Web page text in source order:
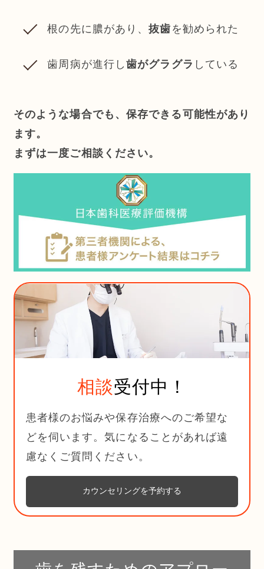
根の先に膿があり、抜歯を勧められた
歯周病が進行し歯がグラグラ している
そのような場合でも、保存できる可能性があり
ます。
まずは一度ご相談ください。
相談受付中！
患者様のお悩みや保存治療へのご希望な
どを伺います。気になることがあれば遠
慮なくご質問ください。
カウンセリングを予約する